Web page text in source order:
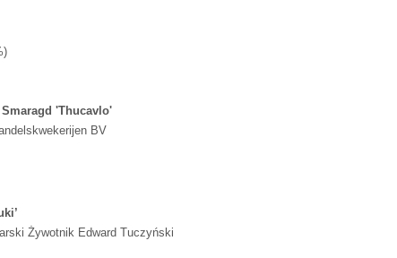
'Thucavlo'
BV
Żywotnik Edward Tuczyński